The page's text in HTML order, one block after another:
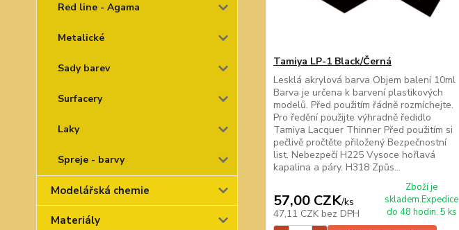
Red line - Agama
Metalické
Sady barev
Surfacery
Laky
Spreje - barvy
Modelářská chemie
Materiály
Tamiya LP-1 Black/Černá
Lesklá akrylová barva Objem balení 10ml
Barva je určena k barvení plastikových
modelů. Před použitím řádně rozmíchejte.
Pro ředění použijte výhradně ředidlo
Tamiya Lacquer Thinner Před použitím si
pečlivě pročtěte přiložený Bezpečnostní
list. Nebezpečí H225 Vysoce hořlavá
kapalina a páry. H318 Způs...
57,00 CZK/ks
47,11 CZK bez DPH
Zboží je
skladem.Expedice
do 48 hodin. 5 ks